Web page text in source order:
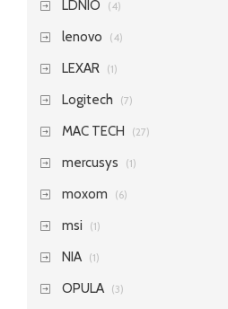
LDNIO (4)
lenovo (4)
LEXAR (1)
Logitech (7)
MAC TECH (27)
mercusys (1)
moxom (6)
msi (1)
NIA (1)
OPULA (3)